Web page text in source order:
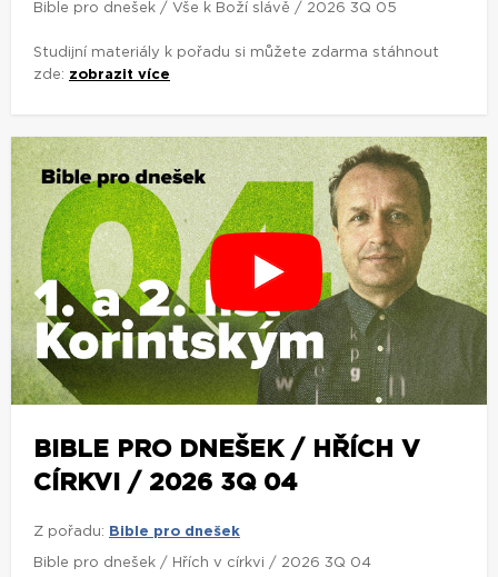
Bible pro dnešek / Vše k Boží slávě / 2026 3Q 05
Studijní materiály k pořadu si můžete zdarma stáhnout
zde: zobrazit více
BIBLE PRO DNEŠEK / HŘÍCH V
CÍRKVI / 2026 3Q 04
Z pořadu: Bible pro dnešek
Bible pro dnešek / Hřích v církvi / 2026 3Q 04